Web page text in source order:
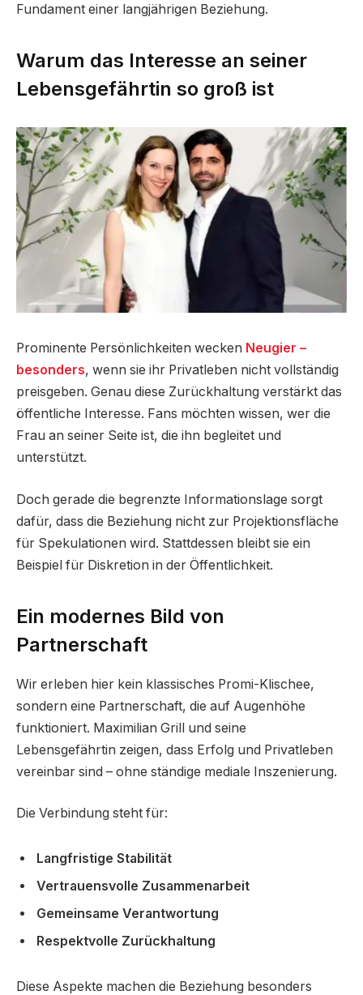
Fundament einer langjährigen Beziehung.
Warum das Interesse an seiner
Lebensgefährtin so groß ist
Prominente Persönlichkeiten wecken Neugier –
besonders, wenn sie ihr Privatleben nicht vollständig
preisgeben. Genau diese Zurückhaltung verstärkt das
öffentliche Interesse. Fans möchten wissen, wer die
Frau an seiner Seite ist, die ihn begleitet und
unterstützt.
Doch gerade die begrenzte Informationslage sorgt
dafür, dass die Beziehung nicht zur Projektionsfläche
für Spekulationen wird. Stattdessen bleibt sie ein
Beispiel für Diskretion in der Öffentlichkeit.
Ein modernes Bild von
Partnerschaft
Wir erleben hier kein klassisches Promi-Klischee,
sondern eine Partnerschaft, die auf Augenhöhe
funktioniert. Maximilian Grill und seine
Lebensgefährtin zeigen, dass Erfolg und Privatleben
vereinbar sind – ohne ständige mediale Inszenierung.
Die Verbindung steht für:
Langfristige Stabilität
Vertrauensvolle Zusammenarbeit
Gemeinsame Verantwortung
Respektvolle Zurückhaltung
Diese Aspekte machen die Beziehung besonders